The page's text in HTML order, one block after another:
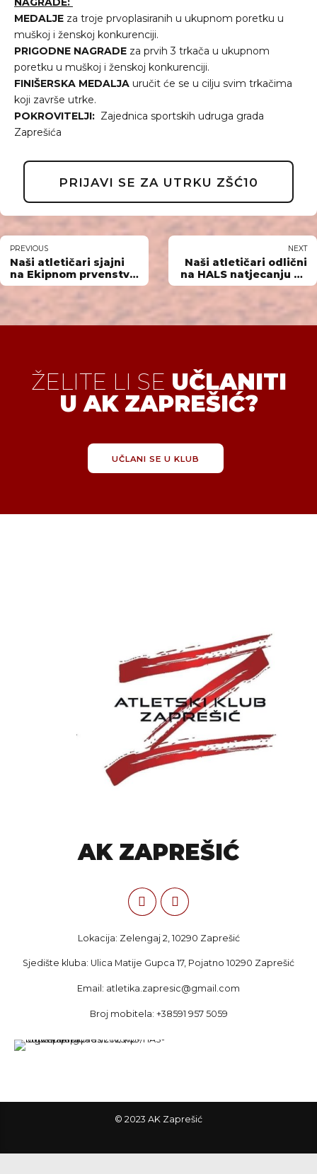
MEDALJE za troje prvoplasiranih u ukupnom poretku u
muškoj i ženskoj konkurenciji.
PRIGODNE NAGRADE za prvih 3 trkača u ukupnom
poretku u muškoj i ženskoj konkurenciji.
FINIŠERSKA MEDALJA uručit će se u cilju svim trkačima
koji završe utrke.
POKROVITELJI: Zajednica sportskih udruga grada
Zaprešića
PRIJAVI SE ZA UTRKU ZŠĆ10
PREVIOUS
Naši atletičari sjajni
na Ekipnom prvenstvu
Hrvatske u krosu
NEXT
Naši atletičari odlični
na HALS natjecanju za
starije kategorije
ŽELITE LI SE UČLANITI
U AK ZAPREŠIĆ?
UČLANI SE U KLUB
AK ZAPREŠIĆ
Lokacija: Zelengaj 2, 10290 Zaprešić
Sjedište kluba: Ulica Matije Gupca 17, Pojatno 10290 Zaprešić
Email: atletika.zapresic@gmail.com
Broj mobitela: +38591 957 5059
© 2023 AK Zaprešić